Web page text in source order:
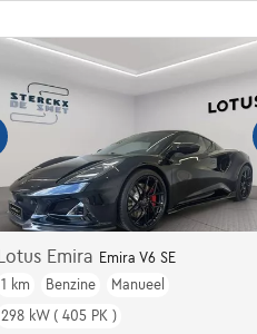
Lotus Emira Emira V6 SE
1 km
Benzine
Manueel
298 kW ( 405 PK )